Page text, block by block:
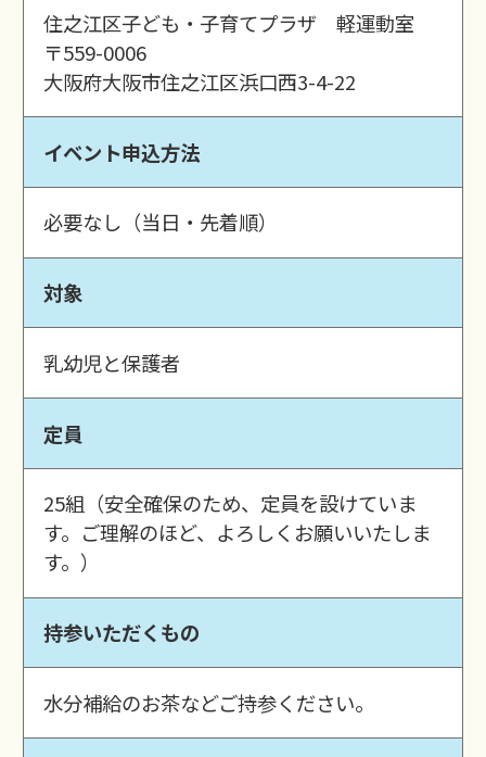
住之江区子ども・子育てプラザ 軽運動室
〒559-0006
大阪府大阪市住之江区浜口西3-4-22
イベント申込方法
必要なし（当日・先着順）
対象
乳幼児と保護者
定員
25組（安全確保のため、定員を設けていま
す。ご理解のほど、よろしくお願いいたしま
す。）
持参いただくもの
水分補給のお茶などご持参ください。